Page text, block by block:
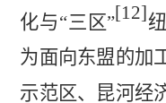
化与“三区”[12]
为面向东盟的加
示范区、昆河经